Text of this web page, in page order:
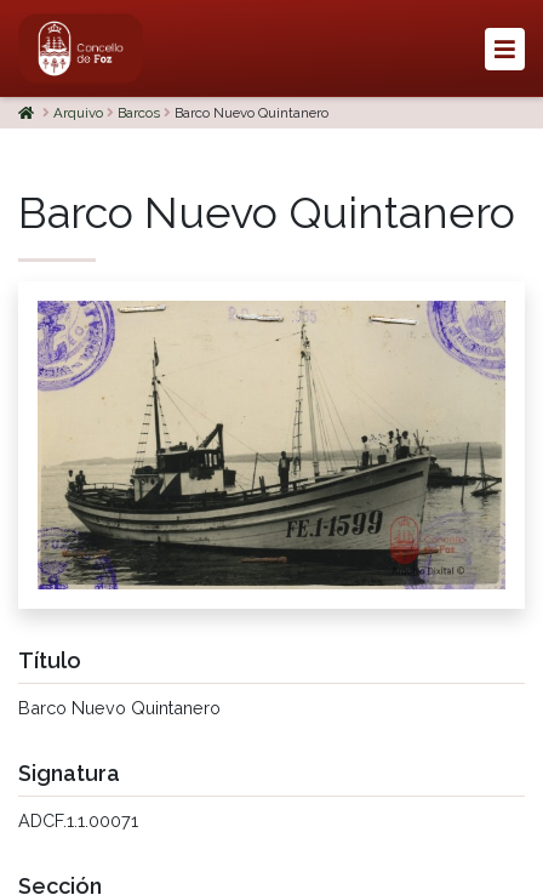
Arquivo Barcos Barco Nuevo Quintanero
Barco Nuevo Quintanero
Título
Barco Nuevo Quintanero
Signatura
ADCF.1.1.00071
Sección